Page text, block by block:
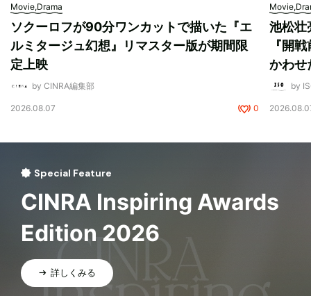
Movie,Drama
ソクーロフが90分ワンカットで描いた『エ
ルミタージュ幻想』リマスター版が期間限
定上映
by CINRA編集部
2026.08.07 0
池松壮
『開
かわせ
by
Special Feature
CINRA Inspiring Awards
Edition 2026
詳しくみる